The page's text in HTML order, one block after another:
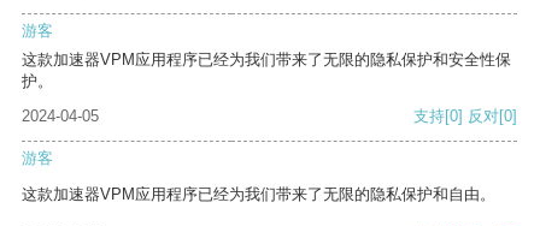
游客
这款加速器VPM应用程序已经为我们带来了无限的隐私保护和安全性保
护。
2024-04-05
支持[0] 反对[0]
游客
这款加速器VPM应用程序已经为我们带来了无限的隐私保护和自由。